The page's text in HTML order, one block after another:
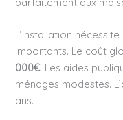
L’installation
importants. Le coût
000€. Les aides
ménages modestes.
ans.